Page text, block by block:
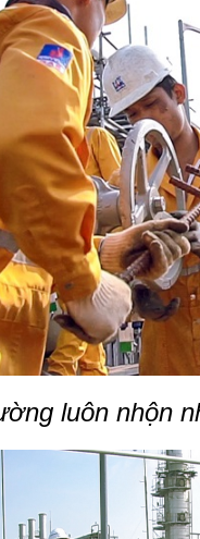
luôn nhộn